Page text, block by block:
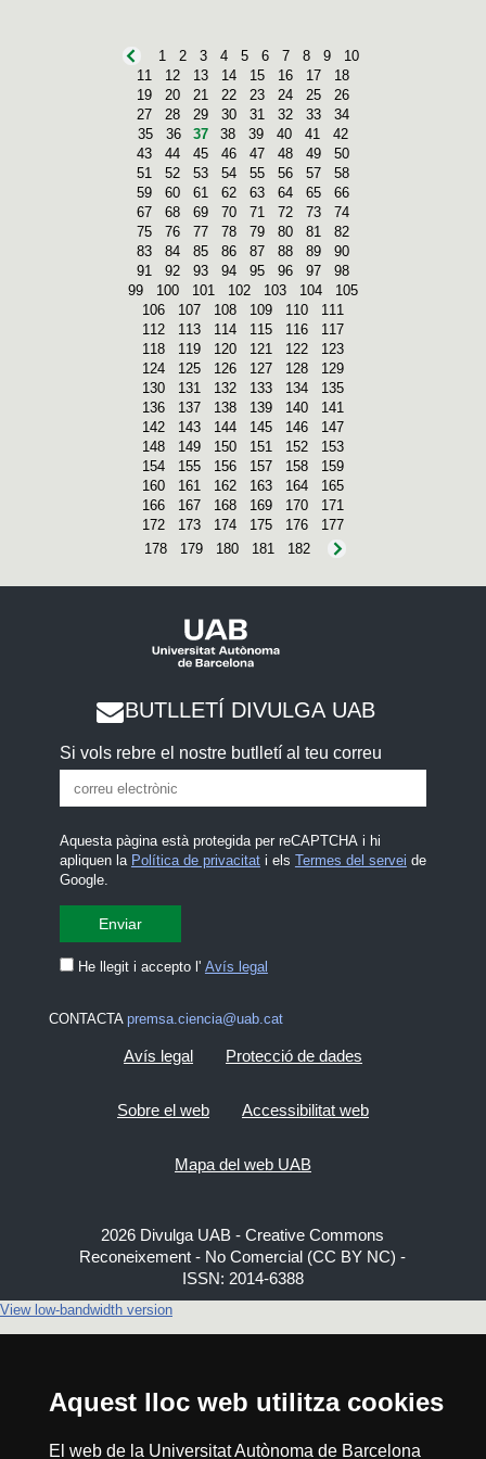
Aquest lloc web utilitza cookies
El web de la Universitat Autònoma de Barcelona
1 2 3 4 5 6 7 8 9
10
11
12 13 14 15 16 17
18
19
20 21 22 23 24 25
26
27
28 29 30 31 32 33
34
35
36 37 38 39 40 41
42
43
44 45 46 47 48 49
50
51
52 53 54 55 56 57
58
59
60 61 62 63 64 65
66
67
68 69 70 71 72 73
74
75
76 77 78 79 80 81
82
83
84 85 86 87 88 89
90
91
92 93 94 95 96 97
98
99
100 101 102 103 104
105
106
107 108 109 110
111
112
113 114 115 116
117
118
119 120 121 122
123
124
125 126 127 128
129
130
131 132 133 134
135
136
137 138 139 140
141
142
143 144 145 146
147
148
149 150 151 152
153
154
155 156 157 158
159
160
161 162 163 164
165
166
167 168 169 170
171
172
173 174 175 176
177
178
179 180 181 182
BUTLLETÍ DIVULGA UAB
Si vols rebre el nostre butlletí al teu correu
Aquesta pàgina està protegida per reCAPTCHA i hi
apliquen la Política de privacitati els Termes del servei de
Google.
He llegit i accepto l' Avís legal
CONTACTA premsa.ciencia@uab.cat
Avís legal Protecció de dades
Sobre el web Accessibilitat web
Mapa del web UAB
2026 Divulga UAB - Creative Commons
Reconeixement - No Comercial (CC BY NC) -
ISSN: 2014-6388
View low-bandwidth version